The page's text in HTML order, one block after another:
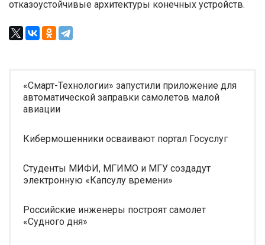
отказоустойчивые архитектуры конечных устройств.
«Смарт-Технологии» запустили приложение для
автоматической заправки самолетов малой
авиации
Кибермошенники осваивают портал Госуслуг
Студенты МИФИ, МГИМО и МГУ создадут
электронную «Капсулу времени»
Российские инженеры построят самолет
«Судного дня»